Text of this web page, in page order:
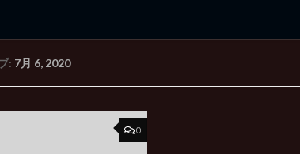
Edition
: 7月 6, 2020
0